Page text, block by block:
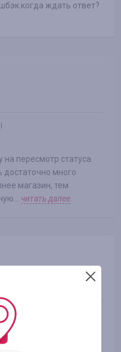
ждать ответ?
на пересмотр статуса
достаточно много
магазин, тем
читать далее
Но все начислили,
в 380 грн. приятный